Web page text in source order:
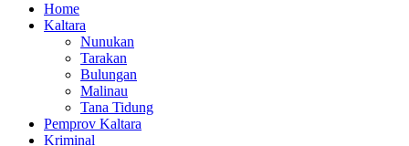
Home
Kaltara
Nunukan
Tarakan
Bulungan
Malinau
Tana Tidung
Pemprov Kaltara
Kriminal